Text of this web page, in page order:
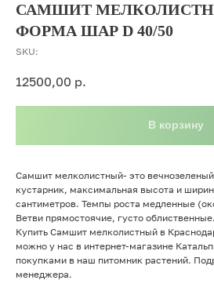
САМШИТ МЕЛКОЛИСТН
ФОРМА ШАР D 40/50
SKU:
12500,00 р.
В корзину
Самшит мелколистный- это
кустарник, максимальная высота и
сантиметров. Темпы роста медленные
Ветви прямостоячие, густо
Купить Самшит мелколистный в
можно у нас в интернет-магазине
покупками в наш питомник растений.
менеджера.